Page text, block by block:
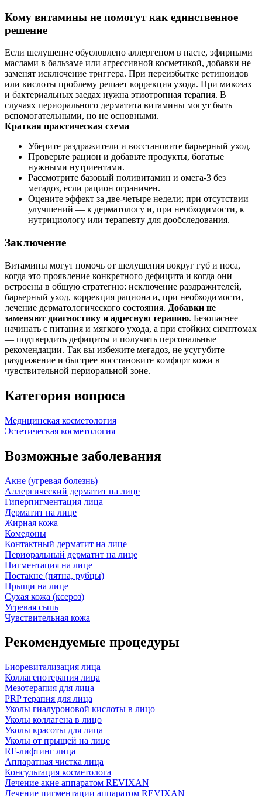
Кому витамины не помогут как единственное
решение
Если шелушение обусловлено аллергеном в пасте, эфирными
маслами в бальзаме или агрессивной косметикой, добавки не
заменят исключение триггера. При переизбытке ретиноидов
или кислоты проблему решает коррекция ухода. При микозах
и бактериальных заедах нужна этиотропная терапия. В
случаях периорального дерматита витамины могут быть
вспомогательными, но не основными.
Краткая практическая схема
Уберите раздражители и восстановите барьерный уход.
Проверьте рацион и добавьте продукты, богатые
нужными нутриентами.
Рассмотрите базовый поливитамин и омега‑3 без
мегадоз, если рацион ограничен.
Оцените эффект за две‑четыре недели; при отсутствии
улучшений — к дерматологу и, при необходимости, к
нутрициологу или терапевту для дообследования.
Заключение
Витамины могут помочь от шелушения вокруг губ и носа,
когда это проявление конкретного дефицита и когда они
встроены в общую стратегию: исключение раздражителей,
барьерный уход, коррекция рациона и, при необходимости,
лечение дерматологического состояния. Добавки не
заменяют диагностику и адресную терапию. Безопаснее
начинать с питания и мягкого ухода, а при стойких симптомах
— подтвердить дефициты и получить персональные
рекомендации. Так вы избежите мегадоз, не усугубите
раздражение и быстрее восстановите комфорт кожи в
чувствительной периоральной зоне.
Категория вопроса
Медицинская косметология
Эстетическая косметология
Возможные заболевания
Акне (угревая болезнь)
Аллергический дерматит на лице
Гиперпигментация лица
Дерматит на лице
Жирная кожа
Комедоны
Контактный дерматит на лице
Периоральный дерматит на лице
Пигментация на лице
Постакне (пятна, рубцы)
Прыщи на лице
Сухая кожа (ксероз)
Угревая сыпь
Чувствительная кожа
Рекомендуемые процедуры
Биоревитализация лица
Коллагенотерапия лица
Мезотерапия для лица
PRP терапия для лица
Уколы гиалуроновой кислоты в лицо
Уколы коллагена в лицо
Уколы красоты для лица
Уколы от прыщей на лице
RF-лифтинг лица
Аппаратная чистка лица
Консультация косметолога
Лечение акне аппаратом REVIXAN
Лечение пигментации аппаратом REVIXAN